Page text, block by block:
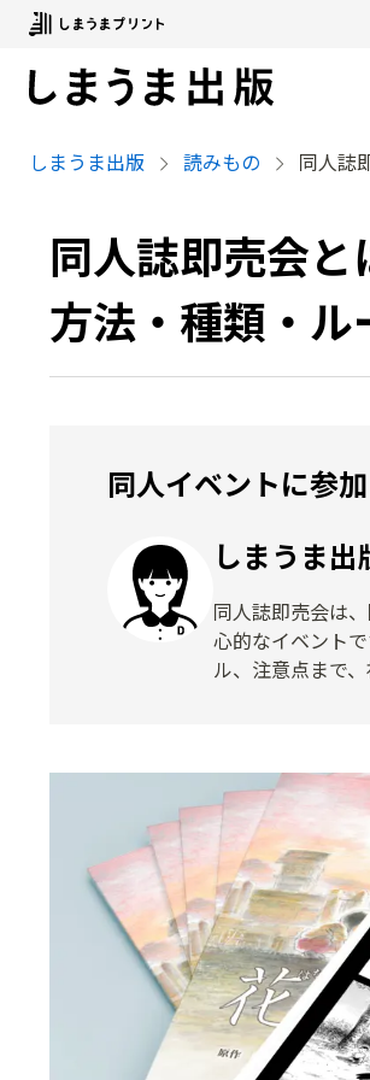
しまうま出版 読みもの 同人誌
同人誌即売会
方法・種類・ル
同人イベントに参
しまうま出
同人誌即売会は
心的なイベント
ル、注意点まで